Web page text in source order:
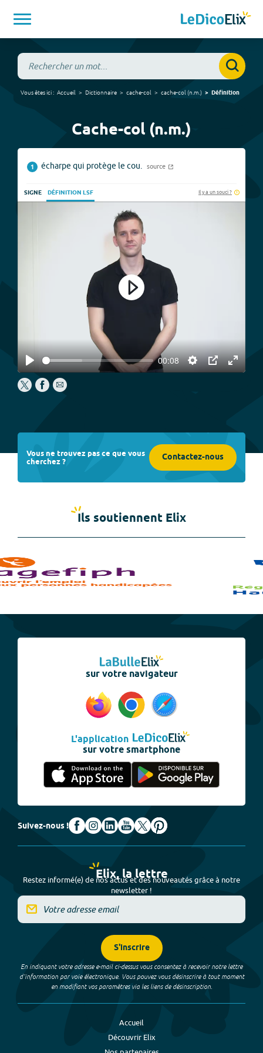
Vous êtes ici : Accueil Dictionnaire cache-col cache-col (n.m. ) Définition
Cache-col (n.m.)
1 écharpe qui protège le cou. source
SIGNE DÉFINITION LSF Il y a un souci ?
Play
00:08
Settings
PIP
Enter
Play
Vous ne trouvez pas ce que vous
cherchez ? Contactez-nous
Ils soutiennent Elix
sur votre navigateur
L'application
sur votre smartphone
Suivez-nous !
Elix, la lettre
Restez informé(e) de nos actus et des nouveautés grâce à notre
newsletter !
S'inscrire
En indiquant votre adresse e-mail ci-dessus vous consentez à recevoir notre lettre
d’information par voie électronique. Vous pouvez vous désinscrire à tout moment
en modifiant vos paramètres via les liens de désinscription.
Accueil
Découvrir Elix